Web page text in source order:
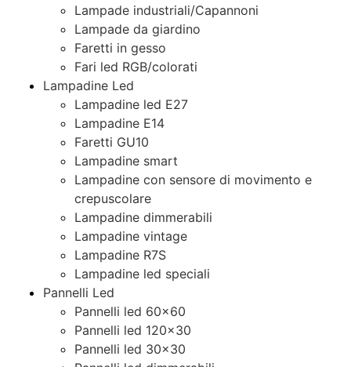
Lampade industriali/Capannoni
Lampade da giardino
Faretti in gesso
Fari led RGB/colorati
Lampadine Led
Lampadine led E27
Lampadine E14
Faretti GU10
Lampadine smart
Lampadine con sensore di movimento e
crepuscolare
Lampadine dimmerabili
Lampadine vintage
Lampadine R7S
Lampadine led speciali
Pannelli Led
Pannelli led 60×60
Pannelli led 120×30
Pannelli led 30×30